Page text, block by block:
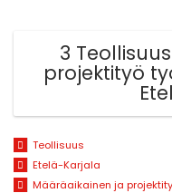
3
projektityö
Teollisuus
Etelä-Karjala
Määräaikainen ja